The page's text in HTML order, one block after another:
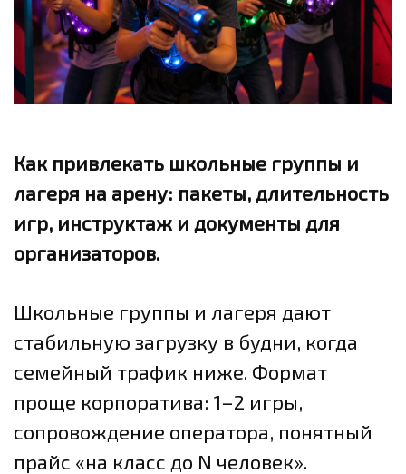
Как привлекать школьные группы и
лагеря на арену: пакеты, длительность
игр, инструктаж и документы для
организаторов.
Школьные группы и лагеря дают
стабильную загрузку в будни, когда
семейный трафик ниже. Формат
проще корпоратива: 1–2 игры,
сопровождение оператора, понятный
прайс «на класс до N человек».